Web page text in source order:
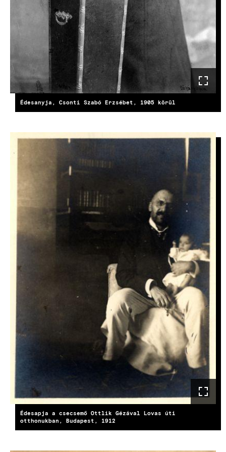
Édesanyja, Csonti Szabó Erzsébet, 1905 körül
Édesapja a csecsemő Ottlik Gézával Lovas úti
otthonukban, Budapest, 1912
KÉP